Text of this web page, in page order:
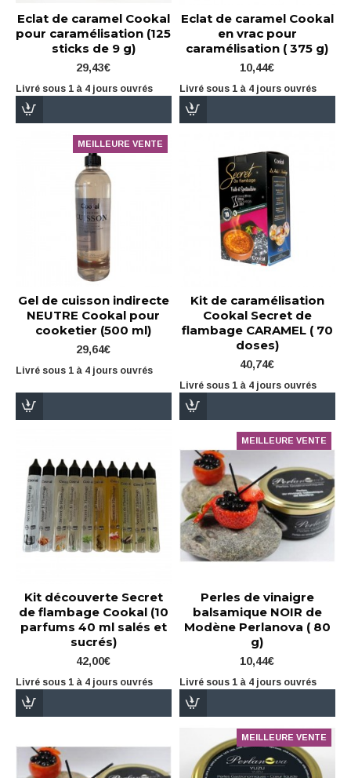
Eclat de caramel Cookal
pour caramélisation (125
sticks de 9 g)
29,43€
Livré sous 1 à 4 jours ouvrés
Eclat de caramel Cookal
en vrac pour
caramélisation ( 375 g)
10,44€
Livré sous 1 à 4 jours ouvrés
MEILLEURE VENTE
Gel de cuisson indirecte
NEUTRE Cookal pour
cooketier (500 ml)
29,64€
Livré sous 1 à 4 jours ouvrés
Kit de caramélisation
Cookal Secret de
flambage CARAMEL ( 70
doses)
40,74€
Livré sous 1 à 4 jours ouvrés
Kit découverte Secret
de flambage Cookal (10
parfums 40 ml salés et
sucrés)
42,00€
Livré sous 1 à 4 jours ouvrés
MEILLEURE VENTE
Perles de vinaigre
balsamique NOIR de
Modène Perlanova ( 80
g)
10,44€
Livré sous 1 à 4 jours ouvrés
MEILLEURE VENTE